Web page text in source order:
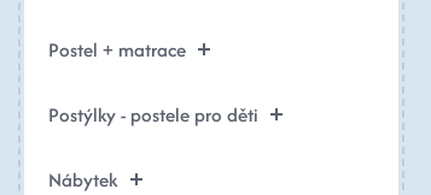
Postel + matrace
Postýlky - postele pro děti
Nábytek